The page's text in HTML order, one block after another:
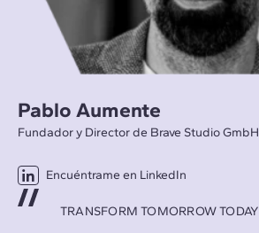
Pablo Aumente
Fundador y Director de Brave Studio GmbH
Encuéntrame en LinkedIn
TRANSFORM TOMORROW TODAY